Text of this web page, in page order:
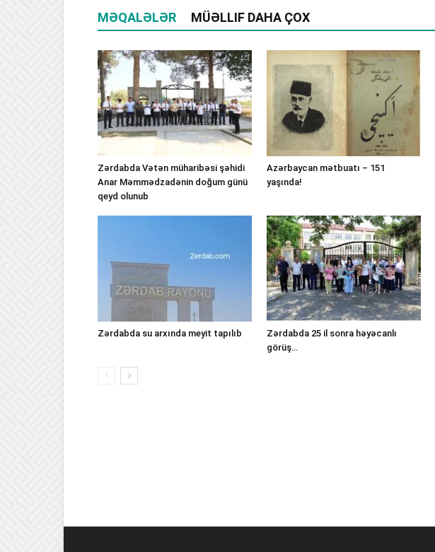
MƏQALƏLƏR MÜƏLLIF DAHA ÇOX
Zərdabda Vətən müharibəsi şəhidi
Anar Məmmədzadənin doğum günü
qeyd olunub
Azərbaycan mətbuatı – 151
yaşında!
Zərdabda su arxında meyit tapılıb
Zərdabda 25 il sonra həyəcanlı
görüş…